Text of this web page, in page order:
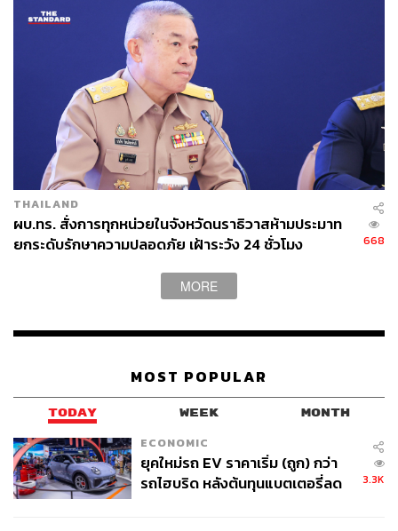
THAILAND
ผบ.ทร. สั่งการทุกหน่วยในจังหวัดนราธิวาสห้ามประมาท
ยกระดับรักษาความปลอดภัย เฝ้าระวัง 24 ชั่วโมง
668
MORE
MOST POPULAR
TODAY WEEK MONTH
ECONOMIC
ยุคใหม่รถ EV ราคาเริ่ม (ถูก) กว่า
รถไฮบริด หลังต้นทุนแบตเตอรี่ลด
3.3K